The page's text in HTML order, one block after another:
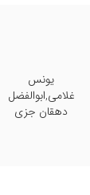
یونس
غلامی,ابوالفضل
دهقان جزی